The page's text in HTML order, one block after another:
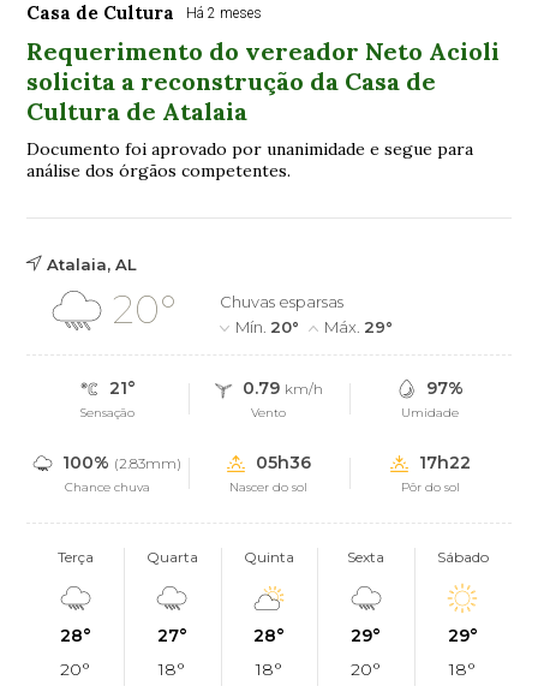
Casa de Cultura Há 2 meses
Requerimento do vereador Neto Acioli
solicita a reconstrução da Casa de
Cultura de Atalaia
Documento foi aprovado por unanimidade e segue para
análise dos órgãos competentes.
Atalaia, AL
20°
Chuvas esparsas
Mín. 20° Máx. 29°
21°
Sensação
0.79 km/h
Vento
97%
Umidade
100% (2.83mm)
Chance chuva
05h36
Nascer do sol
17h22
Pôr do sol
Terça
28°
20°
Quarta
27°
18°
Quinta
28°
18°
Sexta
29°
20°
Sábado
29°
18°